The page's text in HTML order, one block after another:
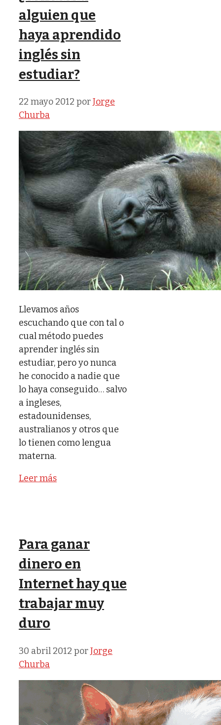
alguien que
haya aprendido
inglés sin
estudiar?
22 mayo 2012 porJorge
Churba
Llevamos años
escuchando que con tal o
cual método puedes
aprender inglés sin
estudiar, pero yo nunca
he conocido a nadie que
lo haya conseguido… salvo
a ingleses,
estadounidenses,
australianos y otros que
lo tienen como lengua
materna.
Leer más
Para ganar
dinero en
Internet hay que
trabajar muy
duro
30 abril 2012 porJorge
Churba